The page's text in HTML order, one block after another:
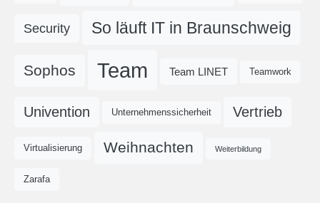
Security So läuft IT in Braunschweig
Sophos Team Team LINET Teamwork
Univention Unternehmenssicherheit Vertrieb
Virtualisierung Weihnachten Weiterbildung
Zarafa